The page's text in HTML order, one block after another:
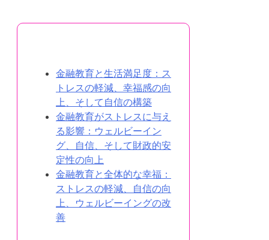
金融教育と生活満足度：ス
トレスの軽減、幸福感の向
上、そして自信の構築
金融教育がストレスに与え
る影響：ウェルビーイン
グ、自信、そして財政的安
定性の向上
金融教育と全体的な幸福：
ストレスの軽減、自信の向
上、ウェルビーイングの改
善